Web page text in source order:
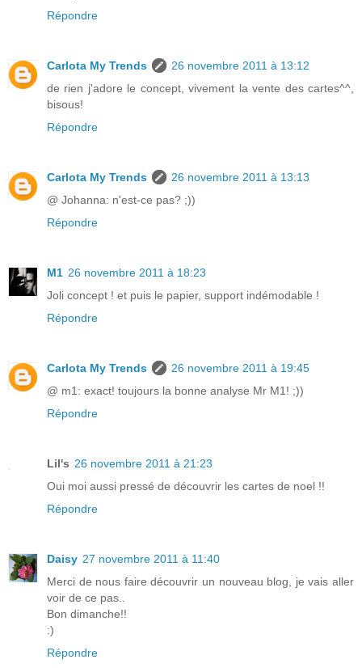
Répondre
Carlota My Trends
26 novembre 2011 à 13:12
de rien j'adore le concept, vivement la vente des cartes^^,
bisous!
Répondre
Carlota My Trends
26 novembre 2011 à 13:13
@ Johanna: n'est-ce pas? ;))
Répondre
M1 26 novembre 2011 à 18:23
Joli concept ! et puis le papier, support indémodable !
Répondre
Carlota My Trends
26 novembre 2011 à 19:45
@ m1: exact! toujours la bonne analyse Mr M1! ;))
Répondre
Lil's 26 novembre 2011 à 21:23
Oui moi aussi pressé de découvrir les cartes de noel !!
Répondre
Daisy 27 novembre 2011 à 11:40
Merci de nous faire découvrir un nouveau blog, je vais aller
voir de ce pas..
Bon dimanche!!
:)
Répondre